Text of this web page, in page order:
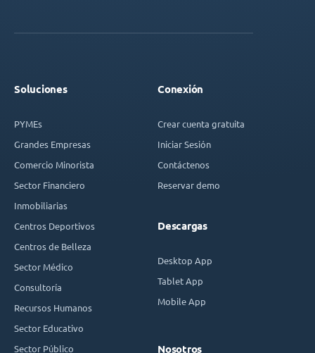
Soluciones
PYMEs
Grandes Empresas
Comercio Minorista
Sector Financiero
Inmobiliarias
Centros Deportivos
Centros de Belleza
Sector Médico
Consultoría
Recursos Humanos
Sector Educativo
Sector Público
Conexión
Crear cuenta gratuita
Iniciar Sesión
Contáctenos
Reservar demo
Descargas
Desktop App
Tablet App
Mobile App
Nosotros